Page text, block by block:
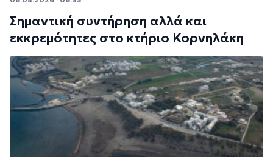
Σημαντική συντήρηση αλλά και
εκκρεμότητες στο κτήριο Κορνηλάκη